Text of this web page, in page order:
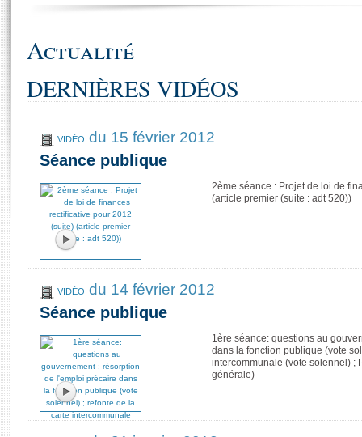
Actualité
DERNIÈRES VIDÉOS
VIDÉO du 15 février 2012
Séance publique
2ème séance : Projet de loi de
(article premier (suite : adt 520))
VIDÉO du 14 février 2012
Séance publique
1ère séance: questions au
dans la fonction publique (vote
intercommunale (vote solennel) ;
générale)